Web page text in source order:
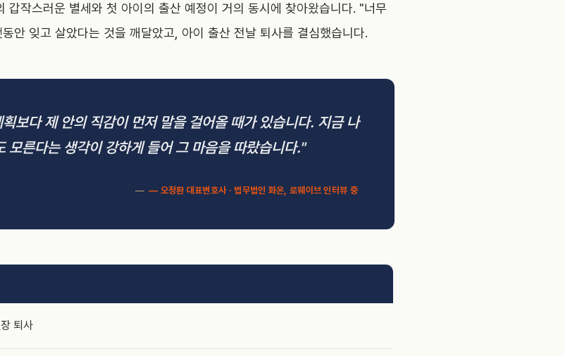
갑작스러운 별세와 첫 아이의 출산 예정이 거의 동시에 찾아왔습니다. "너무
안 잊고 살았다는 것을 깨달았고, 아이 출산 전날 퇴사를 결심했습니다.
보다 제 안의 직감이 먼저 말을 걸어올 때가 있습니다. 지금 나
모른다는 생각이 강하게 들어 그 마음을 따랐습니다."
— 오정환 대표변호사 · 법무법인 화온, 로웨이브 인터뷰 중
퇴사